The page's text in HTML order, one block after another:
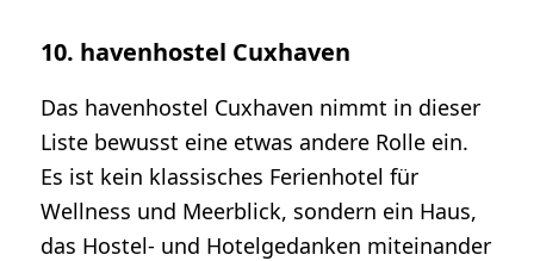
10. havenhostel Cuxhaven
Das havenhostel Cuxhaven nimmt in dieser
Liste bewusst eine etwas andere Rolle ein.
Es ist kein klassisches Ferienhotel für
Wellness und Meerblick, sondern ein Haus,
das Hostel- und Hotelgedanken miteinander